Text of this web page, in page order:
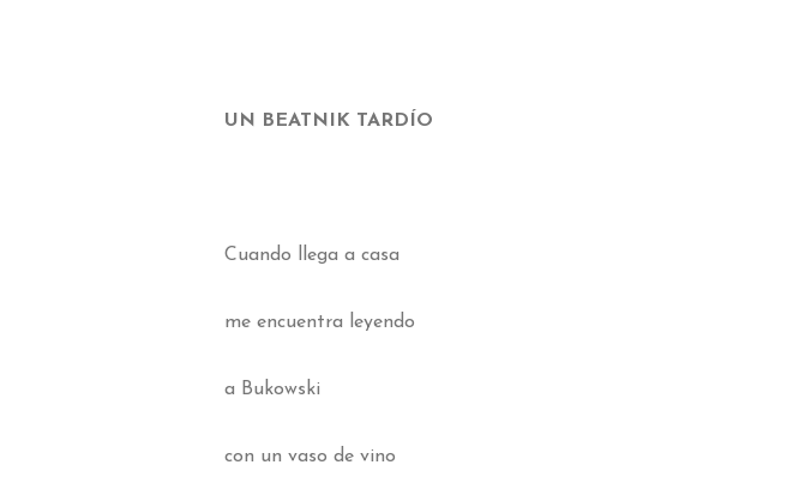
UN BEATNIK TARDÍO
Cuando llega a casa
me encuentra leyendo
a Bukowski
con un vaso de vino